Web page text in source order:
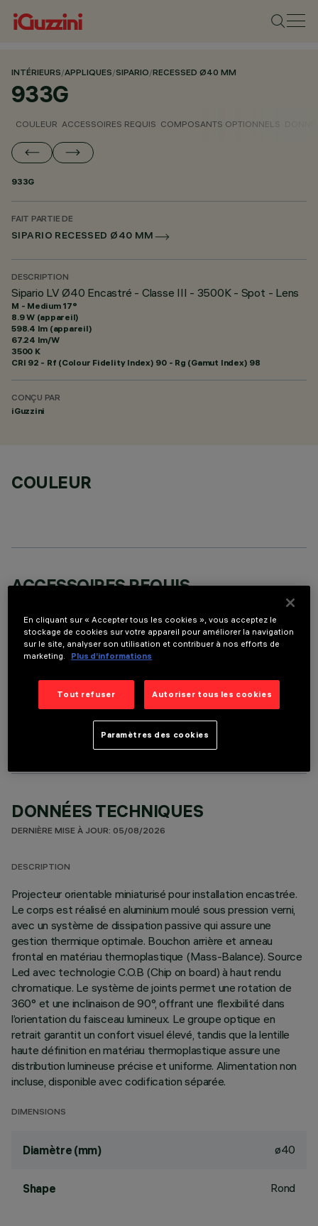
INTÉRIEURS/APPLIQUES/SIPARIO/RECESSED Ø40 MM
933G
COULEUR ACCESSOIRES REQUIS COMPOSANTS OPTIONNELS
933G
FAIT PARTIE DE
SIPARIO RECESSED Ø40 MM
DESCRIPTION
Sipario LV Ø40 Encastré - Classe III - 3500K - Spot - Lens
M - Medium 17°
8.9 W (appareil)
598.4 lm (appareil)
67.24 lm/W
3500 K
CRI 92 - Rf (Colour Fidelity Index) 90 - Rg (Gamut Index) 98
CONÇU PAR
iGuzzini
COULEUR
ACCESSOIRES REQUIS
Il est nécessaire de commander l'un des accessoires requis pour installer et utiliser correctement
le produit:
COMPOSANTS OPTIONNELS
DONNÉES TECHNIQUES
DERNIÈRE MISE À JOUR: 05/08/2026
DESCRIPTION
Projecteur orientable miniaturisé pour installation encastrée.
Le corps est réalisé en aluminium moulé sous pression verni,
avec un système de dissipation passive qui assure une
gestion thermique optimale. Bouchon arrière et anneau
frontal en matériau thermoplastique (Mass-Balance). Source
Led avec technologie C.O.B (Chip on board) à haut rendu
chromatique. Le système de joints permet une rotation de
360° et une inclinaison de 90°, offrant une flexibilité dans
l’orientation du faisceau lumineux. Le groupe optique en
retrait garantit un confort visuel élevé, tandis que la lentille
haute définition en matériau thermoplastique assure une
distribution lumineuse précise et uniforme. Alimentation non
incluse, disponible avec codification séparée.
DIMENSIONS
Diamètre (mm) ø40
Shape Rond
En cliquant sur « Accepter tous les cookies », vous acceptez le
stockage de cookies sur votre appareil pour améliorer la navigation
sur le site, analyser son utilisation et contribuer à nos efforts de
marketing.
Plus d’informations
Tout refuser Autoriser tous les cookies
Paramètres des cookies